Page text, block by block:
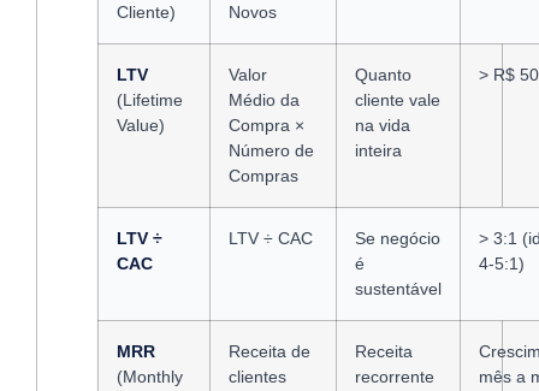
Cliente)
Novos
LTV
(Lifetime
Value)
Valor
Médio da
Compra ×
Número de
Compras
Quanto
cliente vale
na vida
inteira
> R$
LTV ÷
CAC
LTV ÷ CAC
Se negócio
é
sustentável
> 3:1
4-5:1)
MRR
(Monthly
Receita de
clientes
Receita
recorrente
mês a